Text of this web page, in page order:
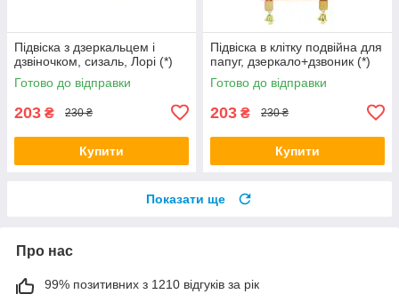
Підвіска з дзеркальцем і
дзвіночком, сизаль, Лорі (*)
Готово до відправки
203 ₴ 230 ₴
Купити
Підвіска в клітку подвійна для
папуг, дзеркало+дзвоник (*)
Готово до відправки
203 ₴ 230 ₴
Купити
Показати ще
Про нас
99% позитивних з 1210 відгуків за рік